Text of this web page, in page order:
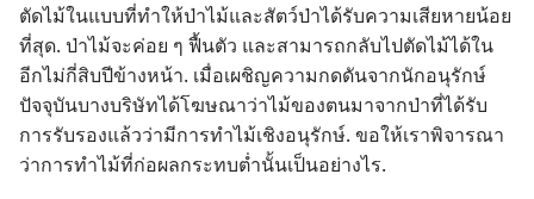
ตัด​ไม้​ใน​แบบ​ที่​ทำ​ให้​ป่า​ไม้​และ​สัตว์​ป่า​ได้​รับ​ความ​เสียหาย​น้อย​
ที่​สุด. ป่า​ไม้​จะ​ค่อย ๆ ฟื้น​ตัว และ​สามารถ​กลับ​ไป​ตัด​ไม้​ได้​ใน​
อีก​ไม่​กี่​สิบ​ปี​ข้าง​หน้า. เมื่อ​เผชิญ​ความ​กดดัน​จาก​นัก​อนุรักษ์
ปัจจุบัน​บาง​บริษัท​ได้​โฆษณา​ว่า​ไม้​ของ​ตน​มา​จาก​ป่า​ที่​ได้​รับ​
การ​รับรอง​แล้ว​ว่า​มี​การ​ทำ​ไม้​เชิง​อนุรักษ์. ขอ​ให้​เรา​พิจารณา​
ว่า​การ​ทำ​ไม้​ที่​ก่อ​ผล​กระทบ​ต่ำ​นั้น​เป็น​อย่าง​ไร.